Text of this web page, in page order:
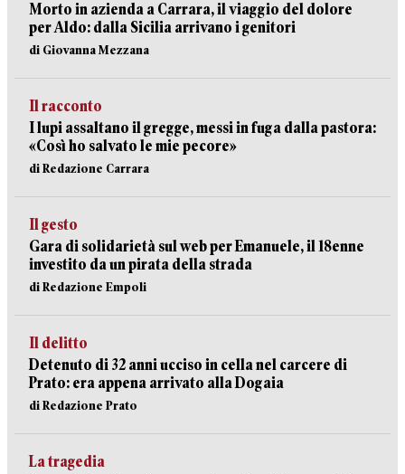
Morto in azienda a Carrara, il viaggio del dolore
per Aldo: dalla Sicilia arrivano i genitori
di Giovanna Mezzana
Il racconto
I lupi assaltano il gregge, messi in fuga dalla pastora:
«Così ho salvato le mie pecore»
di Redazione Carrara
Il gesto
Gara di solidarietà sul web per Emanuele, il 18enne
investito da un pirata della strada
di Redazione Empoli
Il delitto
Detenuto di 32 anni ucciso in cella nel carcere di
Prato: era appena arrivato alla Dogaia
di Redazione Prato
La tragedia